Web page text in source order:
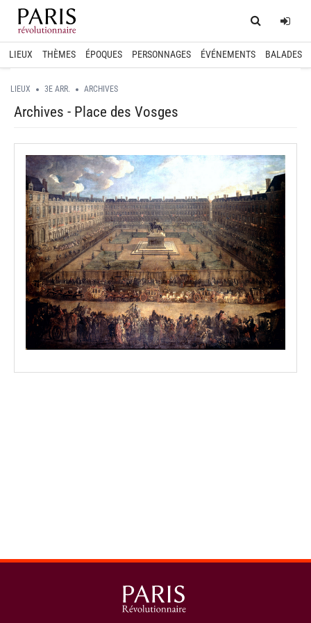
Home
LIEUX THÈMES ÉPOQUES PERSONNAGES ÉVÉNEMENTS BALADES
LIEUX 3E ARR. ARCHIVES
Archives - Place des Vosges